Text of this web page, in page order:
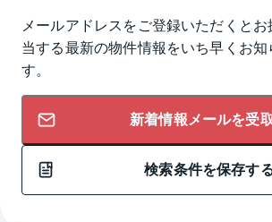
メールアドレスをご登録いただくと
当する最新の物件情報をいち早くお知
す。
新着情報メールを受
検索条件を保存す